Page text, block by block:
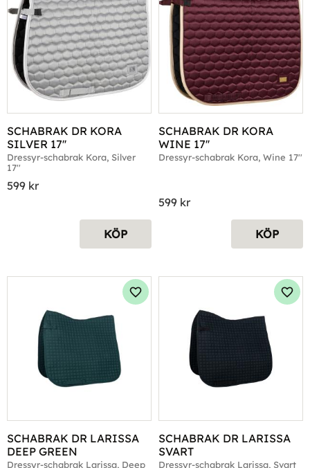
SCHABRAK DR KORA
SILVER 17''
Dressyr-schabrak Kora, Silver
17''
599 kr
KÖP
SCHABRAK DR KORA
WINE 17''
Dressyr-schabrak Kora, Wine 17''
599 kr
KÖP
SCHABRAK DR LARISSA
DEEP GREEN
Dressyr-schabrak Larissa, Deep
Lägg till i favoriter
SCHABRAK DR LARISSA
SVART
Dressyr-schabrak Larissa, Svart